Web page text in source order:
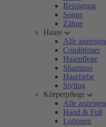
Reinigung
Sonne
Zähne
Haare
Alle anzeigen
Conditioner
Haarpflege
Shampoo
Haarfarbe
Styling
Körperpflege
Alle anzeigen
Hand & Fuß
Lotionen